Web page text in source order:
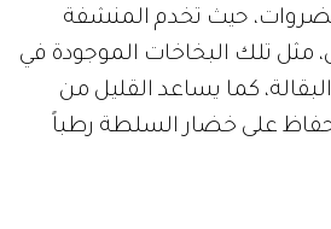
حيث تخدم المنشفة
مثل تلك البخاخات الموجودة في
كما يساعد القليل من
على خضار السلطة رطباً